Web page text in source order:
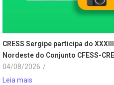
CRESS Sergipe participa do
Nordeste do Conjunto CFESS-
04/08/2026 /
Leia mais